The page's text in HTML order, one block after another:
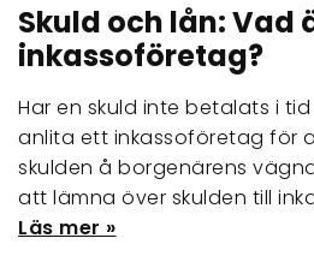
Skuld och lån: Vad
inkassoföretag?
Har en skuld inte betalats i
anlita ett inkassoföretag för
skulden å borgenärens
att lämna över skulden till
Läs mer »